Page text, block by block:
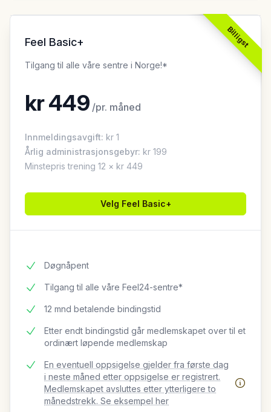
Billigst
Feel Basic+
Tilgang til alle våre sentre i Norge!*
kr449 /pr. måned
Innmeldingsavgift: kr 1
Årlig administrasjonsgebyr: kr 199
Minstepris trening 12 × kr 449
Velg Feel Basic+
Døgnåpent
Tilgang til alle våre Feel24-sentre*
12 mnd betalende bindingstid
Etter endt bindingstid går medlemskapet over til et
ordinært løpende medlemskap
En eventuell oppsigelse gjelder fra første dag
i neste måned etter oppsigelse er registrert.
Medlemskapet avsluttes etter ytterligere to
månedstrekk. Se eksempel her